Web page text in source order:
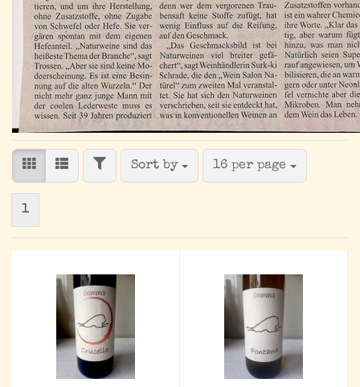
FILTERSort by
Sort by 16 per page
per page
1